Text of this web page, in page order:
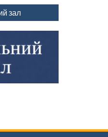
зал